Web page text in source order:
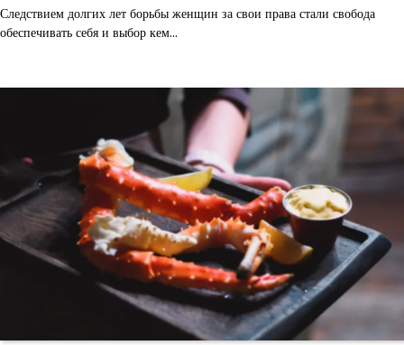
Следствием долгих лет борьбы женщин за свои права стали свобода
обеспечивать себя и выбор кем…